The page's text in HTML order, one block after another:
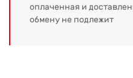
оплаченная и
обмену не подлежит